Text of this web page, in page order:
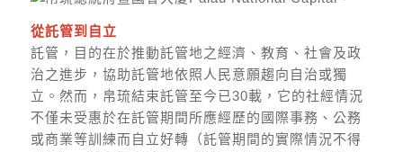
從託管到自立
託管，目的在於推動託管地之經濟、教育、社會及政
治之進步，協助託管地依照人民意願趨向自治或獨
立。然而，帛琉結束託管至今已30載，它的社經情況
不僅未受惠於在託管期間所應經歷的國際事務、公務
或商業等訓練而自立好轉（託管期間的實際情況不得